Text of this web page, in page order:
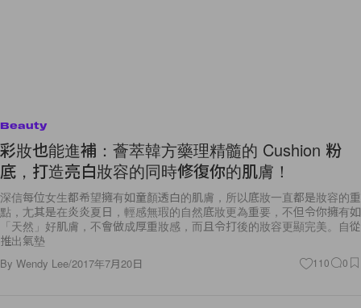
Beauty
彩妝也能進補：薈萃韓方藥理精髓的 Cushion 粉
底，打造亮白妝容的同時修復你的肌膚！
深信每位女生都希望擁有如童顏透白的肌膚，所以底妝一直都是妝容的重
點，尢其是在炎炎夏日，輕感無瑕的自然底妝更為重要，不但令你擁有如
「天然」好肌膚，不會做成厚重妝感，而且令打後的妝容更顯完美。自從
推出氣墊
By Wendy Lee/2017年7月20日 110 0